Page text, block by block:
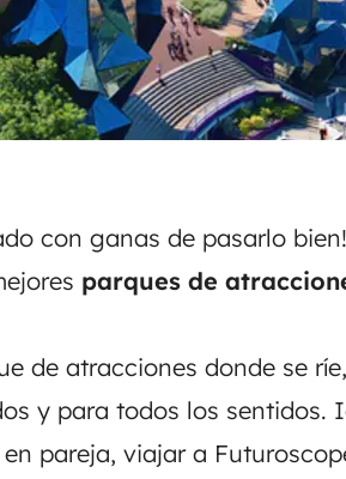
con ganas de pasarlo
parques de
de atracciones donde se
y para todos los sentidos.
pareja, viajar a